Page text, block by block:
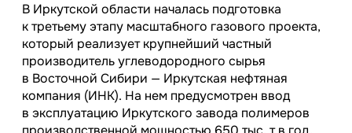
В Иркутской области началась подготовка
к третьему этапу масштабного газового проекта,
который реализует крупнейший частный
производитель углеводородного сырья
в Восточной Сибири — Иркутская нефтяная
компания (ИНК). На нем предусмотрен ввод
в эксплуатацию Иркутского завода полимеров